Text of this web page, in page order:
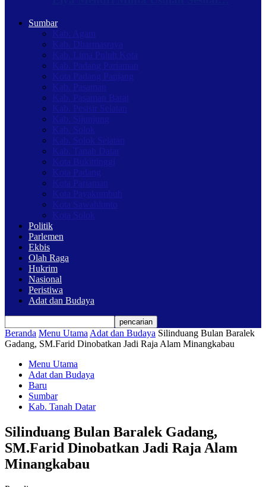
Sumbar
Kab. Agam
Kab. Dharmasraya
Kab. Lima Puluh Kota
Kab. Padang Pariaman
Kota Padang Panjang
Kab. Pasaman
Kab. Pasaman Barat
Kab. Pesisir Selatan
Kab. Sijunjung
Kab. Solok
Kab. Solok Selatan
Kab. Tanah Datar
Kota Bukittinggi
Kota Padang
Kota Pariaman
Kota Payakumbuh
Kota Sawahlunto
Kota Solok
Politik
Parlemen
Ekbis
Olah Raga
Hukrim
Nasional
Peristiwa
Adat dan Budaya
Beranda Menu Utama Adat dan Budaya Silinduang Bulan Baralek
Gadang, SM.Farid Dinobatkan Jadi Raja Alam Minangkabau
Menu Utama
Adat dan Budaya
Baru
Sumbar
Kab. Tanah Datar
Silinduang Bulan Baralek Gadang,
SM.Farid Dinobatkan Jadi Raja Alam
Minangkabau